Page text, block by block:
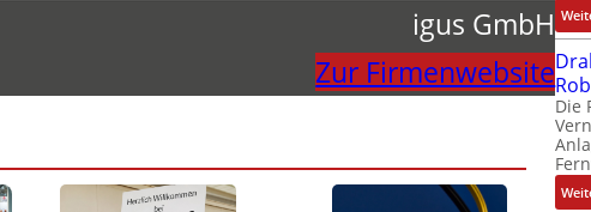
igus GmbH
Zur Firmenwebsite
Die